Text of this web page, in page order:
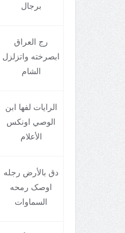
برجال
رج العراق
ابصرخته واتزلزل
الشام
الرايات لفها ابن
الوصي اونکس
الأعلام
دق بالأرض رجله
اوصک رمحه
السماوات